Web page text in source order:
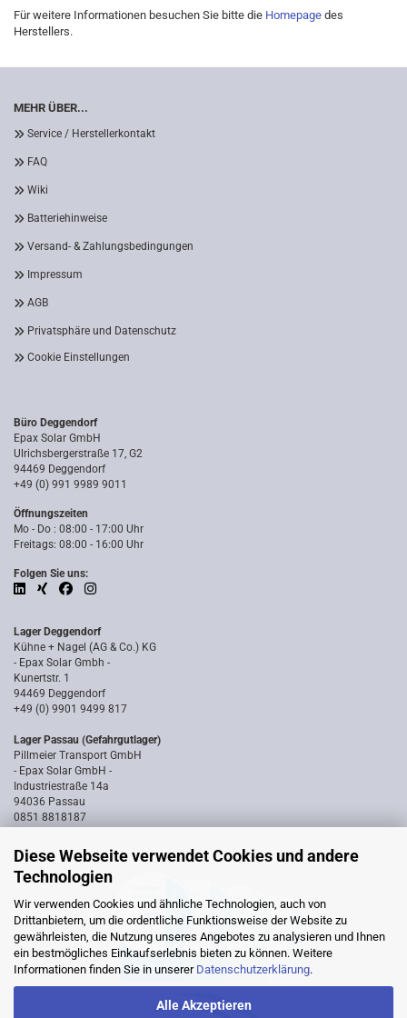
Diese Webseite verwendet Cookies und andere
Technologien
Wir verwenden Cookies und ähnliche Technologien, auch von
Drittanbietern, um die ordentliche Funktionsweise der Website zu
gewährleisten, die Nutzung unseres Angebotes zu analysieren und Ihnen
ein bestmögliches Einkaufserlebnis bieten zu können. Weitere
Informationen finden Sie in unserer Datenschutzerklärung.
Alle Akzeptieren
Für weitere Informationen besuchen Sie bitte die Homepage des
Herstellers.
MEHR ÜBER...
Service / Herstellerkontakt
FAQ
Wiki
Batteriehinweise
Versand- & Zahlungsbedingungen
Impressum
AGB
Privatsphäre und Datenschutz
Cookie Einstellungen
Büro Deggendorf
Epax Solar GmbH
Ulrichsbergerstraße 17, G2
94469 Deggendorf
+49 (0) 991 9989 9011
Öffnungszeiten
Mo - Do : 08:00 - 17:00 Uhr
Freitags: 08:00 - 16:00 Uhr
Folgen Sie uns:
Lager Deggendorf
Kühne + Nagel (AG & Co.) KG
- Epax Solar Gmbh -
Kunertstr. 1
94469 Deggendorf
+49 (0) 9901 9499 817
Lager Passau (Gefahrgutlager)
Pillmeier Transport GmbH
- Epax Solar GmbH -
Industriestraße 14a
94036 Passau
0851 8818187